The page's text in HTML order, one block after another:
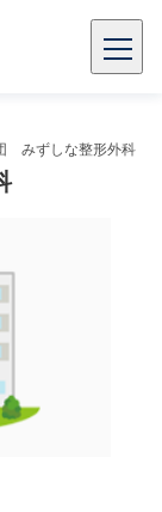
みずしな整形外科